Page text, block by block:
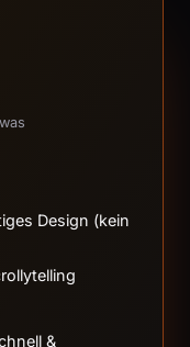
Design (kein
&